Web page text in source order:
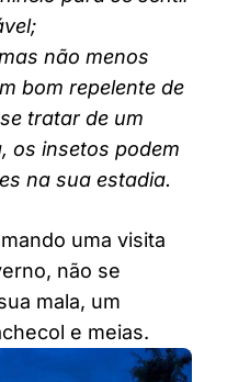
não menos
bom repelente de
tratar de um
os insetos podem
na sua estadia.
uma visita
não se
mala, um
e meias.